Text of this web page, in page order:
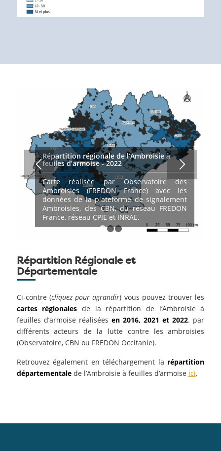
Répartition régionale de l’Ambroisie à
feuiles d’armoise - 2022
Carte réalisée par Observatoire des
Ambroisies (FREDON France) avec les
données de la plateforme de signalement
Ambroisies, des CBN, du réseau FREDON
France, réseau CPIE et INRAE.
1 2 3
Répartition Régionale et
Départementale
Ci-contre (cliquez pour agrandir) vous pouvez trouver les
cartes régionales de la répartition de l’Ambroisie à
feuilles d’armoise réalisées en 2016, 2021 et 2022. par
différents acteurs de la lutte contre les ambroisies
(Observatoire, CBN ou FREDON Occitanie).
Retrouvez également en téléchargement la répartition
départementalede l’Ambroisie à feuilles d’armoise ici.